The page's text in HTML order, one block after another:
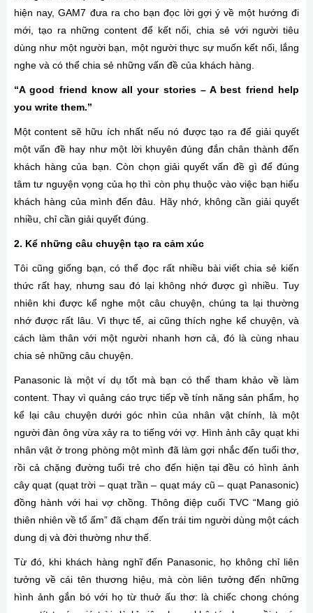
hiện nay, GAM7 đưa ra cho bạn đọc lời gợi ý về một hướng đi
mới, tạo ra những content để kết nối, chia sẻ với người tiêu
dùng như một người bạn, một người thực sự muốn kết nối, lắng
nghe và có thể chia sẻ những vấn đề của khách hàng.
“A good friend know all your stories – A best friend help
you write them.”
Một content sẽ hữu ích nhất nếu nó được tạo ra để giải quyết
một vấn đề hay như một lời khuyên đúng đắn chân thành đến
khách hàng của bạn. Còn chọn giải quyết vấn đề gì để đúng
tâm tư nguyện vọng của họ thì còn phụ thuộc vào việc bạn hiểu
khách hàng của mình đến đâu. Hãy nhớ, không cần giải quyết
nhiều, chỉ cần giải quyết đúng.
2. Kể những câu chuyện tạo ra cảm xúc
Tôi cũng giống bạn, có thể đọc rất nhiều bài viết chia sẻ kiến
thức rất hay, nhưng sau đó lại không nhớ được gì nhiều. Tuy
nhiên khi được kể nghe một câu chuyện, chúng ta lại thường
nhớ được rất lâu. Vì thực tế, ai cũng thích nghe kể chuyện, và
cách làm thân với một người nhanh hơn cả, đó là cùng nhau
chia sẻ những câu chuyện.
Panasonic là một ví dụ tốt mà bạn có thể tham khảo về làm
content. Thay vì quảng cáo trực tiếp về tính năng sản phẩm, họ
kể lại câu chuyện dưới góc nhìn của nhân vật chính, là một
người đàn ông vừa xảy ra to tiếng với vợ. Hình ảnh cây quạt khi
nhân vật ở trong phòng một mình đã làm gợi nhắc đến tuổi thơ,
rồi cả chặng đường tuổi trẻ cho đến hiện tại đều có hình ảnh
cây quạt (quạt trời – quạt trần – quạt máy cũ – quạt Panasonic)
đồng hành với hai vợ chồng. Thông điệp cuối TVC “Mang gió
thiên nhiên về tổ ấm” đã chạm đến trái tim người dùng một cách
dung dị và đời thường như thế.
Từ đó, khi khách hàng nghĩ đến Panasonic, họ không chỉ liên
tưởng về cái tên thương hiệu, mà còn liên tưởng đến những
hình ảnh gắn bó với họ từ thuở ấu thơ: là chiếc chong chóng